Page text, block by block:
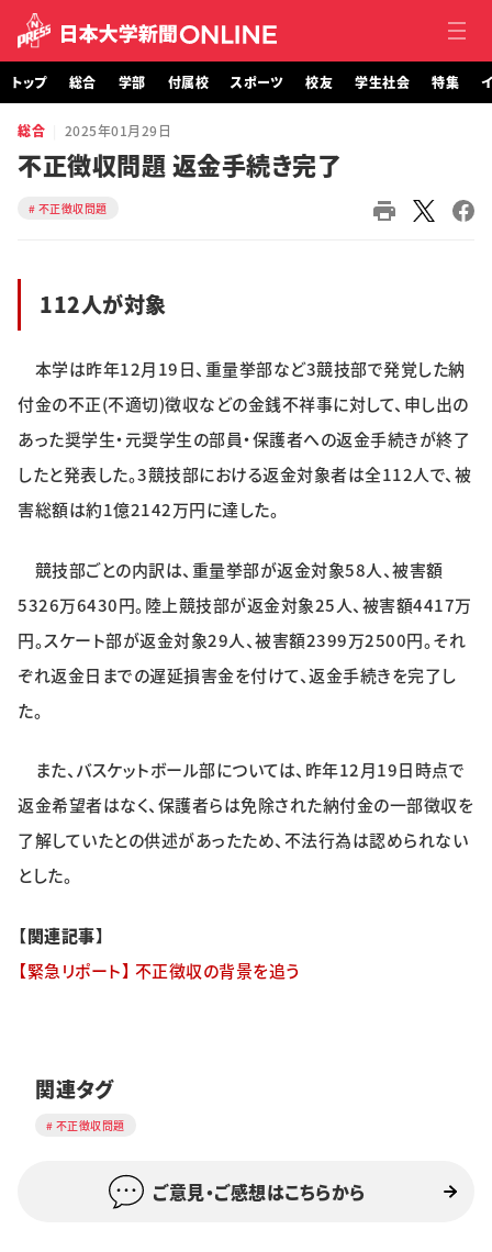
トップ
付属校
スポーツ
校友
学生社会
特集・企画
イベント
トップ 総合 学部 付属校 スポーツ 校友 学生社会 特集
総合 2025年01月29日
不正徴収問題 返金手続き完了
不正徴収問題
112人が対象
本学は昨年12月19日、重量挙部など3競技部で発覚した納
付金の不正(不適切)徴収などの金銭不祥事に対して、申し出の
あった奨学生・元奨学生の部員・保護者への返金手続きが終了
したと発表した。3競技部における返金対象者は全112人で、被
害総額は約1億2142万円に達した。
競技部ごとの内訳は、重量挙部が返金対象58人、被害額
5326万6430円。陸上競技部が返金対象25人、被害額4417万
円。スケート部が返金対象29人、被害額2399万2500円。それ
ぞれ返金日までの遅延損害金を付けて、返金手続きを完了し
た。
また、バスケットボール部については、昨年12月19日時点で
返金希望者はなく、保護者らは免除された納付金の一部徴収を
了解していたとの供述があったため、不法行為は認められない
とした。
【関連記事】
【緊急リポート】 不正徴収の背景を追う
関連タグ
不正徴収問題
ご意見・ご感想はこちらから